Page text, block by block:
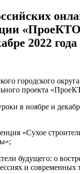
2022 года
городского
проекта
в ноябре и
«Сухое
будущего: о
и современных